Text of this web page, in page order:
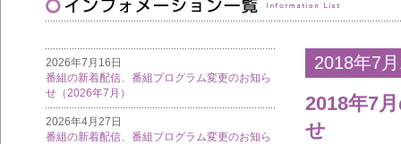
2026年7月16日
番組の新着配信、番組プログラム変更のお知ら
せ（2026年7月）
2026年4月27日
番組の新着配信、番組プログラム変更のお知ら
2018年7
2018年7
せ